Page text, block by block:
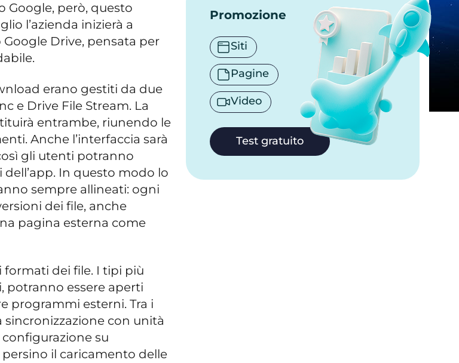
Google, però, questo
l’azienda inizierà a
Drive, pensata per
erano gestiti da due
e Drive File Stream. La
entrambe, riunendo le
Anche l’interfaccia sarà
gli utenti potranno
In questo modo lo
sempre allineati: ogni
dei file, anche
pagina esterna come
dei file. I tipi più
potranno essere aperti
programmi esterni. Tra i
sincronizzazione con unità
su
il caricamento delle
Promozione
Siti
Pagine
Video
Test gratuito